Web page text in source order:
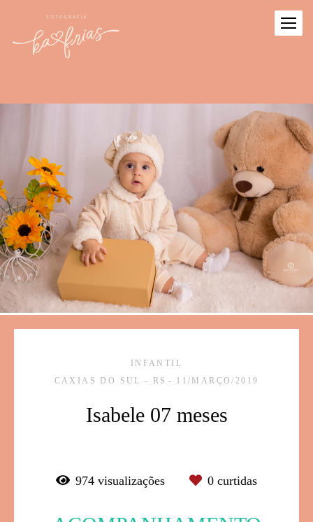
INFANTIL
CAXIAS DO SUL - RS
11/MARÇO/2019
Isabele 07 meses
974 visualizações 0 curtidas